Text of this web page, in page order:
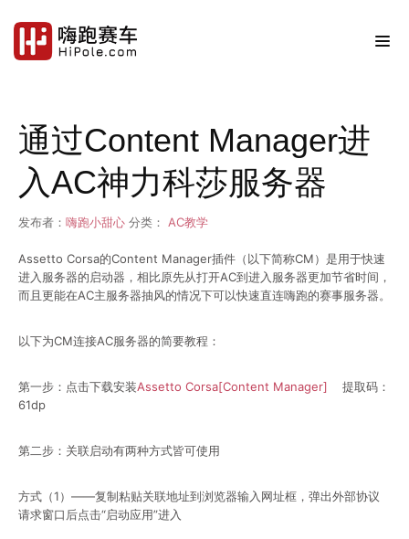
通过Content Manager进
入AC神力科莎服务器
发布者： 嗨跑小甜心 分类： AC教学
Assetto Corsa的Content Manager插件（以下简称CM）是用于快速
进入服务器的启动器，相比原先从打开AC到进入服务器更加节省时间，
而且更能在AC主服务器抽风的情况下可以快速直连嗨跑的赛事服务器。
以下为CM连接AC服务器的简要教程：
第一步：点击下载安装Assetto Corsa[Content Manager] 提取码：
61dp
第二步：关联启动有两种方式皆可使用
方式（1）——复制粘贴关联地址到浏览器输入网址框，弹出外部协议
请求窗口后点击“启动应用”进入